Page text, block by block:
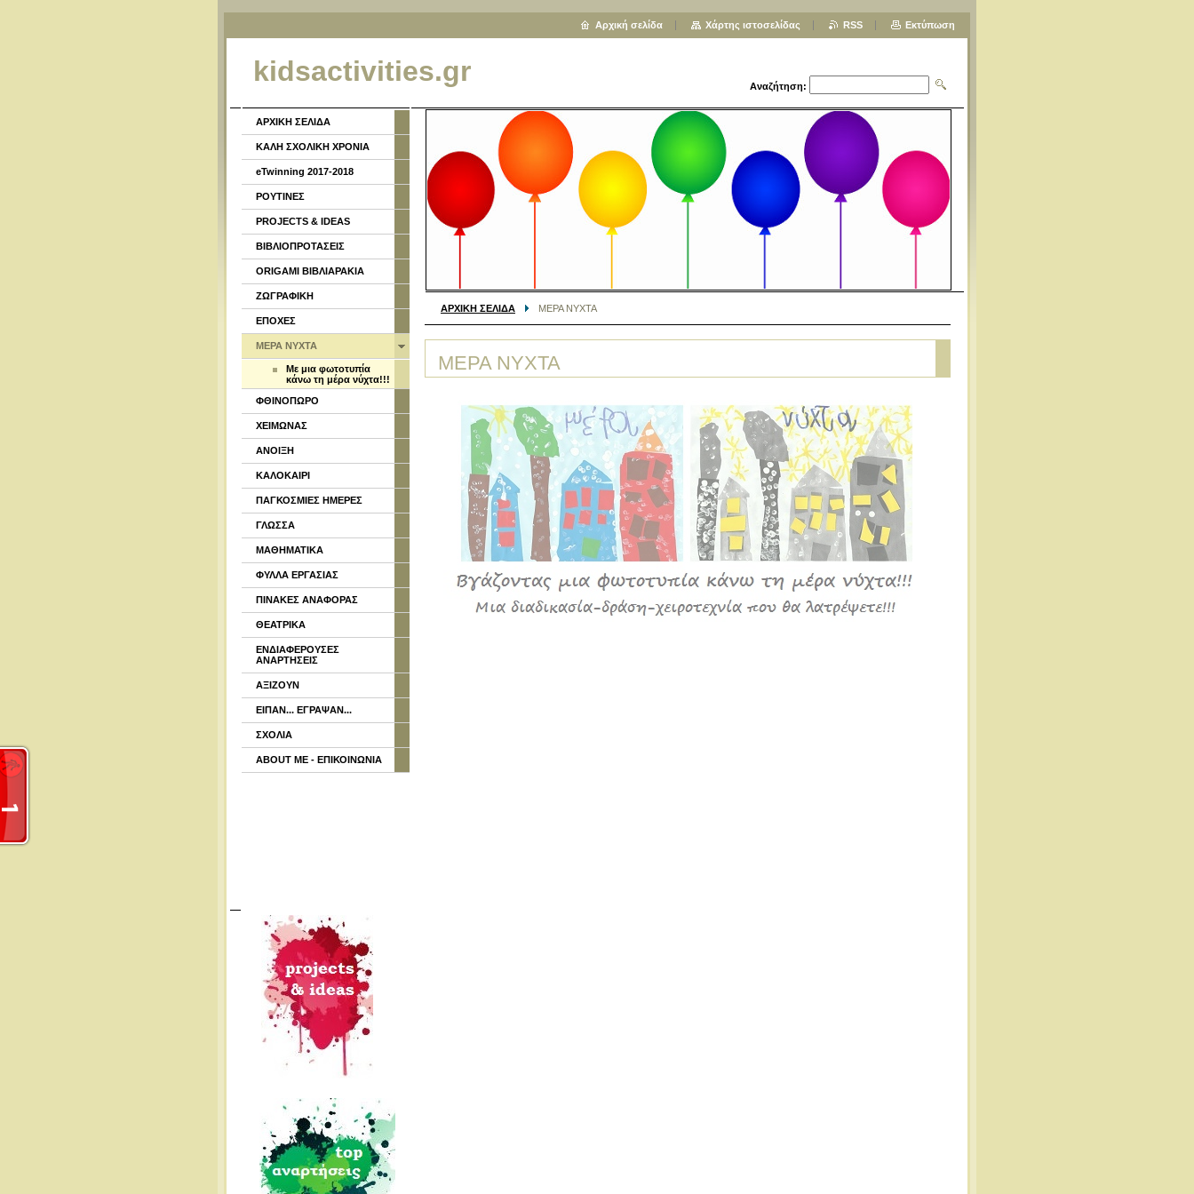
kidsactivities.gr Αναζήτηση:
ΑΡΧΙΚΗ ΣΕΛΙΔΑ ΜΕΡΑ ΝΥΧΤΑ
ΜΕΡΑ ΝΥΧΤΑ
ΑΡΧΙΚΗ ΣΕΛΙΔΑ
ΚΑΛΗ ΣΧΟΛΙΚΗ ΧΡΟΝΙΑ
eTwinning 2017-2018
ΡΟΥΤΙΝΕΣ
PROJECTS & IDEAS
ΒΙΒΛΙΟΠΡΟΤΑΣΕΙΣ
ORIGAMI ΒΙΒΛΙΑΡΑΚΙΑ
ΖΩΓΡΑΦΙΚΗ
ΕΠΟΧΕΣ
ΜΕΡΑ ΝΥΧΤΑ
Με μια φωτοτυπία
κάνω τη μέρα νύχτα!!!
ΦΘΙΝΟΠΩΡΟ
ΧΕΙΜΩΝΑΣ
ΑΝΟΙΞΗ
ΚΑΛΟΚΑΙΡΙ
ΠΑΓΚΟΣΜΙΕΣ ΗΜΕΡΕΣ
ΓΛΩΣΣΑ
ΜΑΘΗΜΑΤΙΚΑ
ΦΥΛΛΑ ΕΡΓΑΣΙΑΣ
ΠΙΝΑΚΕΣ ΑΝΑΦΟΡΑΣ
ΘΕΑΤΡΙΚΑ
ΕΝΔΙΑΦΕΡΟΥΣΕΣ
ΑΝΑΡΤΗΣΕΙΣ
ΑΞΙΖΟΥΝ
ΕΙΠΑΝ... ΕΓΡΑΨΑΝ...
ΣΧΟΛΙΑ
ABOUT ME - ΕΠΙΚΟΙΝΩΝΙΑ
Αρχική σελίδα Χάρτης ιστοσελίδας RSS Εκτύπωση